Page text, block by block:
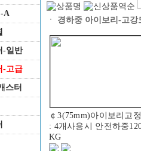
A
-일반
-고급
스터
ㆍ 경하중 아이보리-고
￠3(75mm)아이보리고정
: 4개사용시 안전하중
KG